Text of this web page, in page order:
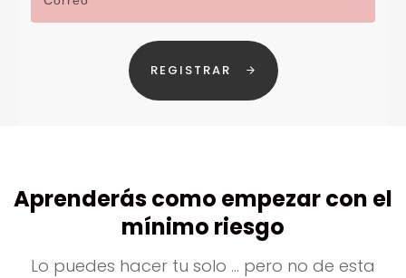
REGISTRAR
Aprenderás como empezar con el
mínimo riesgo
Lo puedes hacer tu solo ... pero no de esta